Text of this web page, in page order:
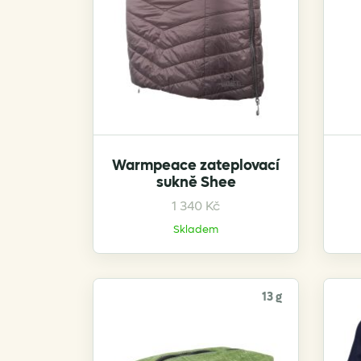
on
the
product
page
Warmpeace zateplovací
sukně Shee
1 340 Kč
Skladem
This
product
variants.
be
13 g